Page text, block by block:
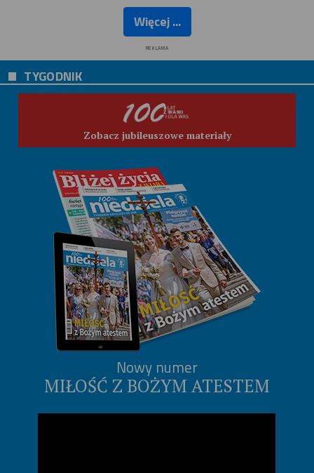
Więcej ...
REKLAMA
TYGODNIK
Zobacz jubileuszowe materiały
Nowy numer
MIŁOŚĆ Z BOŻYM ATESTEM